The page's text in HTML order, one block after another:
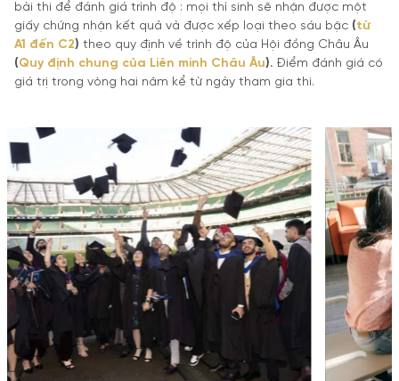
bài thi để đánh giá trình độ : mọi thí sinh sẽ nhận được một
giấy chứng nhận kết quả và được xếp loại theo sáu bậc (từ
A1 đến C2) theo quy định về trình độ của Hội đồng Châu Âu
(Quy định chung của Liên minh Châu Âu). Điểm đánh giá có
giá trị trong vòng hai năm kể từ ngày tham gia thi.